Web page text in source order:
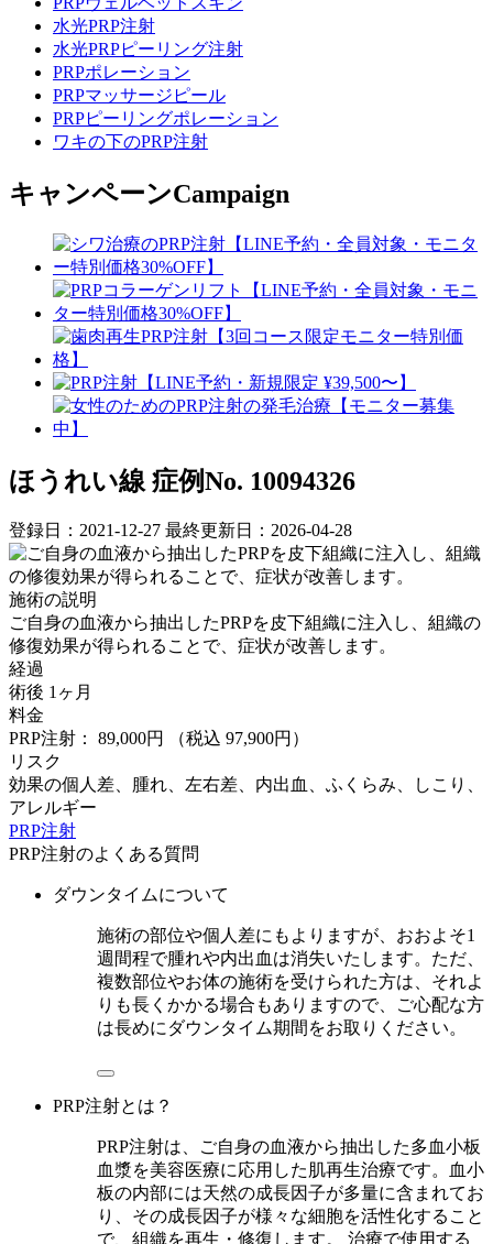
水光PRP注射
水光PRPピーリング注射
PRPポレーション
PRPマッサージピール
PRPピーリングポレーション
ワキの下のPRP注射
キャンペーンCampaign
ほうれい線 症例No. 10094326
登録日：2021-12-27 最終更新日：2026-04-28
施術の説明
ご自身の血液から抽出したPRPを皮下組織に注入し、組織の
修復効果が得られることで、症状が改善します。
経過
術後 1ヶ月
料金
PRP注射： 89,000円
（税込 97,900円）
リスク
効果の個人差、腫れ、左右差、内出血、ふくらみ、しこり、
アレルギー
PRP注射
PRP注射のよくある質問
ダウンタイムについて
施術の部位や個人差にもよりますが、おおよそ1
週間程で腫れや内出血は消失いたします。ただ、
複数部位やお体の施術を受けられた方は、それよ
りも長くかかる場合もありますので、ご心配な方
は長めにダウンタイム期間をお取りください。
PRP注射とは？
PRP注射は、ご自身の血液から抽出した多血小板
血漿を美容医療に応用した肌再生治療です。血小
板の内部には天然の成長因子が多量に含まれてお
り、その成長因子が様々な細胞を活性化すること
で、組織を再生・修復します。 治療で使用する